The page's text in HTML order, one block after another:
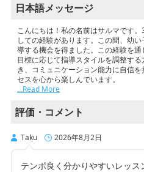
日本語メッセージ
こんにちは！私の名前はサルマです
しての経験があります。この間、幼
導する機会を得ました。この経験を
目標に応じて指導スタイルを調整す
き、コミュニケーション能力に自信
セスを心から楽しんでいます。
…Read More
評価・コメント
Taku 2026年8月2日
テンポ良く分かりやすいレッ